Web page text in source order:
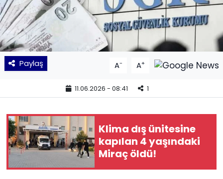
Paylaş A- A+
11.06.2026 - 08:41 1
Klima dış ünitesine
kapılan 4 yaşındaki
Miraç öldü!
SAĞLIK
Siyaset
SPOR
TEKNOLOJİ
YEREL POLİTİKA
YEREL YÖNETİMLER